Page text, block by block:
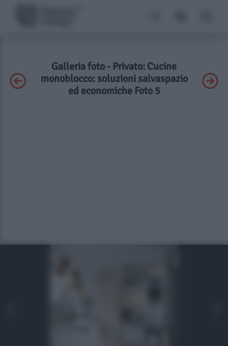
Galleria foto - Privato: Cucine
monoblocco: soluzioni salvaspazio
ed economiche Foto 5